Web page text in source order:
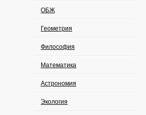
ОБЖ
Геометрия
Философия
Математика
Астрономия
Экология